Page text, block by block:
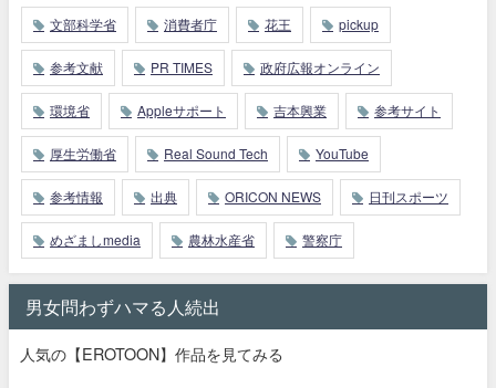
文部科学省 消費者庁 花王 pickup
参考文献 PR TIMES 政府広報オンライン
環境省 Appleサポート 吉本興業 参考サイト
厚生労働省 Real Sound Tech YouTube
参考情報 出典 ORICON NEWS 日刊スポーツ
めざましmedia 農林水産省 警察庁
男女問わずハマる人続出
人気の【EROTOON】作品を見てみる